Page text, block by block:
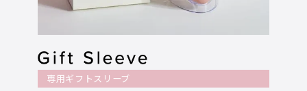
専用ギフトスリーブ